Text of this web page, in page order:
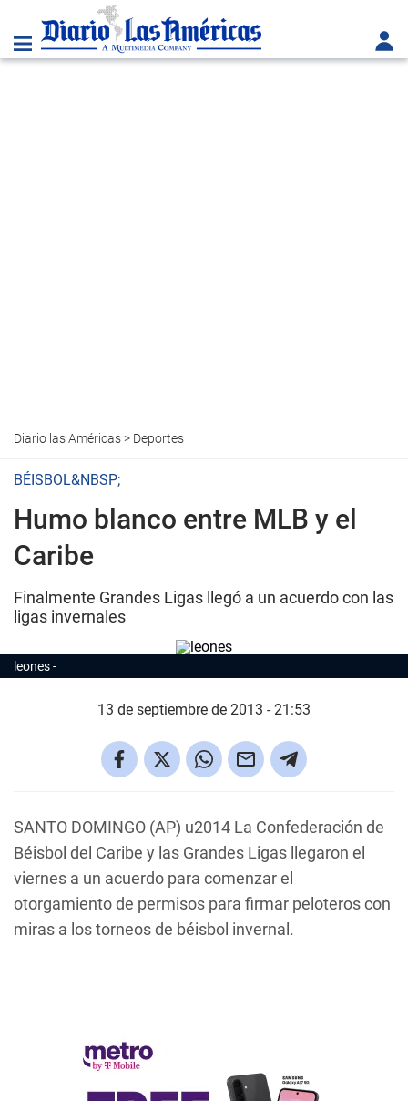
Diario las Américas> Deportes
BÉISBOL&NBSP;
Humo blanco entre MLB y el
Caribe
Finalmente Grandes Ligas llegó a un acuerdo con las
ligas invernales
leones
13 de septiembre de 2013 - 21:53
SANTO DOMINGO (AP) u2014 La Confederación de
Béisbol del Caribe y las Grandes Ligas llegaron el
viernes a un acuerdo para comenzar el
otorgamiento de permisos para firmar peloteros con
miras a los torneos de béisbol invernal.